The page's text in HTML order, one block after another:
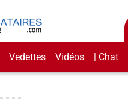
Vedettes Vidéos | Chat